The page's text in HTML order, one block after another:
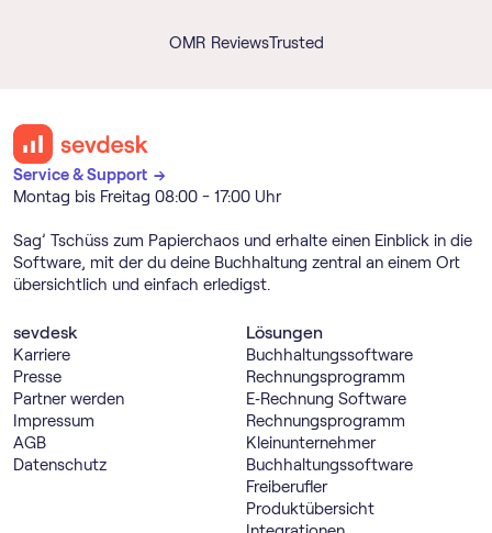
OMR ReviewsTrusted
Service & Support →
Montag bis Freitag 08:00 - 17:00 Uhr
Sag’ Tschüss zum Papierchaos und erhalte einen Einblick in die
Software, mit der du deine Buchhaltung zentral an einem Ort
übersichtlich und einfach erledigst.
sevdesk
Karriere
Presse
Partner werden
Impressum
AGB
Datenschutz
Lösungen
Buch­haltungs­software
Rechnungs­programm
E‑Rechnung Software
Rechnungs­programm
Kleinunternehmer
Buch­haltungs­software
Freiberufler
Produktübersicht